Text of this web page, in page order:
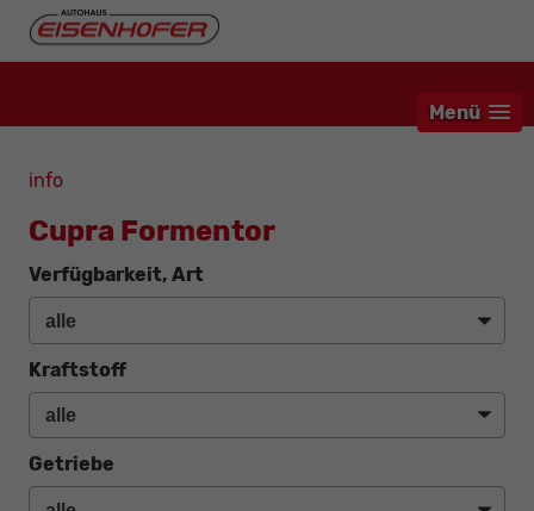
Menü
info
Cupra Formentor
Verfügbarkeit, Art
Kraftstoff
Getriebe